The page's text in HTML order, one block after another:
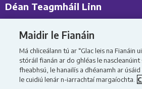
Déan Teagmháil Linn
Comhairliúcháin
Cóipcheart 2026 ar an
Beartas
Beartas um
Maidir le Fianáin
Má chliceálann tú ar “Glac leis na Fianáin
stóráil fianán ar do ghléas le nascleanúint
fheabhsú, le hanailís a dhéanamh ar
le cuidiú lenár n-iarrachtaí margaíochta.